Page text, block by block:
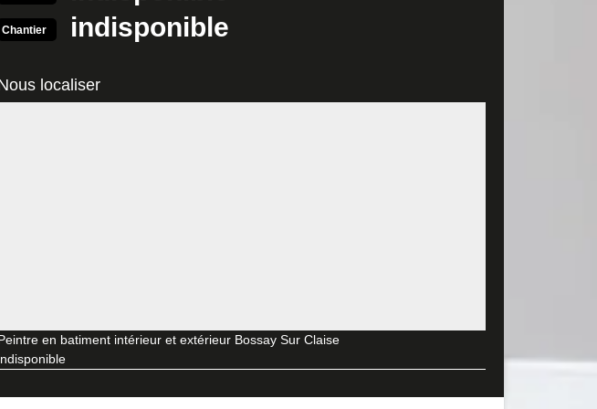
intérieur. Afin de lui faire part de vos projets, contactez-le par téléphone.
intérieurs depuis plusieurs années, nous vous garantissons une prestation
comme le papier peint japonais, ou celui à peindre, nous avons le savoir-
ou si vous souhaitez obtenir un devis détaillé sur vos projets de revêtements
saura satisfaire vos besoins. Afin de sélectionner l’artisan peintre le plus
un devis auprès de plusieurs professionnels. Optez pour celui qui propose un tarif
trois et demandez-leur ce document pour avoir une idée du montant à allouer
Chantier indisponible
localiser
en batiment intérieur et extérieur Bossay Sur Claise